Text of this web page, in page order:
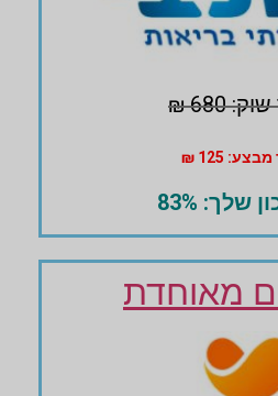
680 ₪
125 ₪
שלך: 83%
מאוחדת